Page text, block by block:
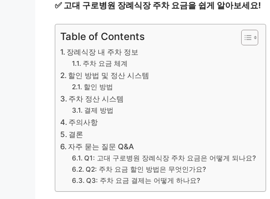
✅ 고대 구로병원 장례식장 주차 요금을 쉽게 알아보세요!
Table of Contents
장례식장 내 주차 정보
주차 요금 체계
할인 방법 및 정산 시스템
할인 방법
주차 정산 시스템
결제 방법
주의사항
결론
자주 묻는 질문 Q&A
Q1: 고대 구로병원 장례식장 주차 요금은 어떻게 되나요?
Q2: 주차 요금 할인 방법은 무엇인가요?
Q3: 주차 요금 결제는 어떻게 하나요?